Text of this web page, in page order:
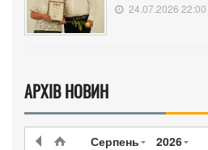
24.07.2026 22:00
АРХІВ НОВИН
Серпень 2026